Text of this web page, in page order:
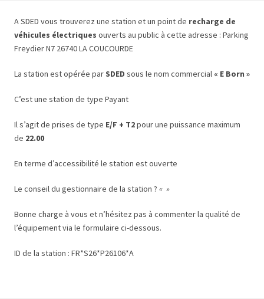
A SDED vous trouverez une station et un point de recharge de
véhicules électriques ouverts au public à cette adresse : Parking
Freydier N7 26740 LA COUCOURDE
La station est opérée par SDED sous le nom commercial « E Born »
C’est une station de type Payant
Il s’agit de prises de type E/F + T2pour une puissance maximum
de 22.00
En terme d’accessibilité le station est ouverte
Le conseil du gestionnaire de la station ? « »
Bonne charge à vous et n’hésitez pas à commenter la qualité de
l’équipement via le formulaire ci-dessous.
ID de la station : FR*S26*P26106*A